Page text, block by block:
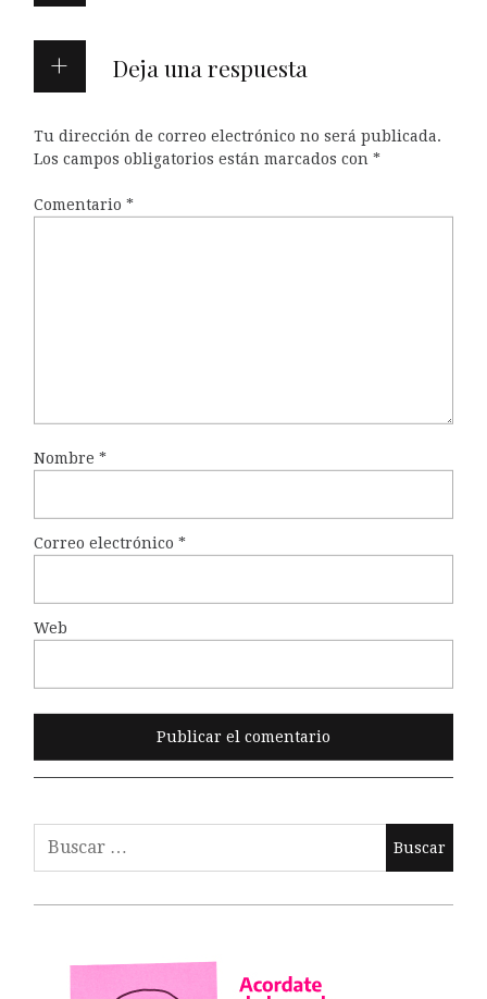
Deja una respuesta
Tu dirección de correo electrónico no será publicada.
Los campos obligatorios están marcados con *
Comentario *
Nombre *
Correo electrónico *
Web